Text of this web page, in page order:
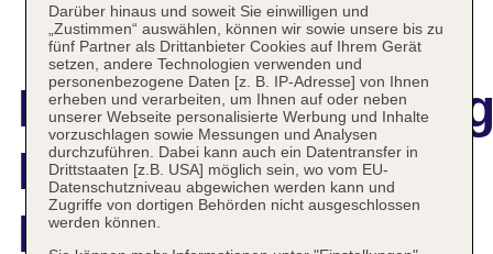
Hotel Gran Vista
Plava Laguna
Darüber hinaus und soweit Sie einwilligen und
„Zustimmen“ auswählen, können wir sowie unsere bis zu
fünf Partner als Drittanbieter Cookies auf Ihrem Gerät
setzen, andere Technologien verwenden und
personenbezogene Daten [z. B. IP-Adresse] von Ihnen
erheben und verarbeiten, um Ihnen auf oder neben
unserer Webseite personalisierte Werbung und Inhalte
vorzuschlagen sowie Messungen und Analysen
durchzuführen. Dabei kann auch ein Datentransfer in
Drittstaaten [z.B. USA] möglich sein, wo vom EU-
Datenschutzniveau abgewichen werden kann und
Zugriffe von dortigen Behörden nicht ausgeschlossen
werden können.